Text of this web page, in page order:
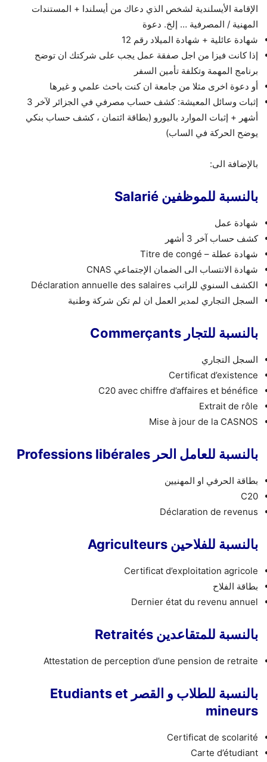
الإقامة الأيسلندية لشخص الذي دعاك من أيسلندا + المستندات
المهنية / المصرفية … إلخ. دعوة
شهادة عائلية + شهادة الميلاد رقم 12
إذا كانت فيزا من اجل صفقة عمل يجب على شركتك ان توضح
برنامج المهمة وتكلفة تأمين السفر
أو دعوة اخرى مثلا من جامعة ان كنت باحث علمي و غيرها
إثبات وسائل المعيشة: كشف حساب مصرفي في الجزائر لآخر 3
أشهر + إثبات الموارد باليورو (بطاقة ائتمان ، كشف حساب بنكي
يوضح الحركة في الساب)
بالإضافة الى:
بالنسبة للموظفين Salarié
شهادة عمل
كشف حساب آخر 3 أشهر
شهادة عطلة – Titre de congé
شهادة الانتساب الى الضمان الإجتماعي CNAS
الكشف السنوي للراتب Déclaration annuelle des salaires
السجل التجاري لمدير العمل ان لم تكن شركة وطنية
بالنسبة للتجار Commerçants
السجل التجاري
Certificat d’existence
C20 avec chiffre d’affaires et bénéfice
Extrait de rôle
Mise à jour de la CASNOS
بالنسبة للعامل الحر Professions libérales
بطاقة الحرفي او المهنيين
C20
Déclaration de revenus
بالنسبة للفلاحين Agriculteurs
Certificat d’exploitation agricole
بطاقة الفلاح
Dernier état du revenu annuel
بالنسبة للمتقاعدين Retraités
Attestation de perception d’une pension de retraite
بالنسبة للطلاب و القصر Etudiants et
mineurs
Certificat de scolarité
Carte d’étudiant